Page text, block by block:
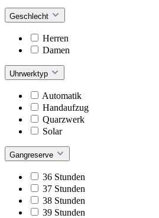
Geschlecht
Herren
Damen
Uhrwerktyp
Automatik
Handaufzug
Quarzwerk
Solar
Gangreserve
36 Stunden
37 Stunden
38 Stunden
39 Stunden